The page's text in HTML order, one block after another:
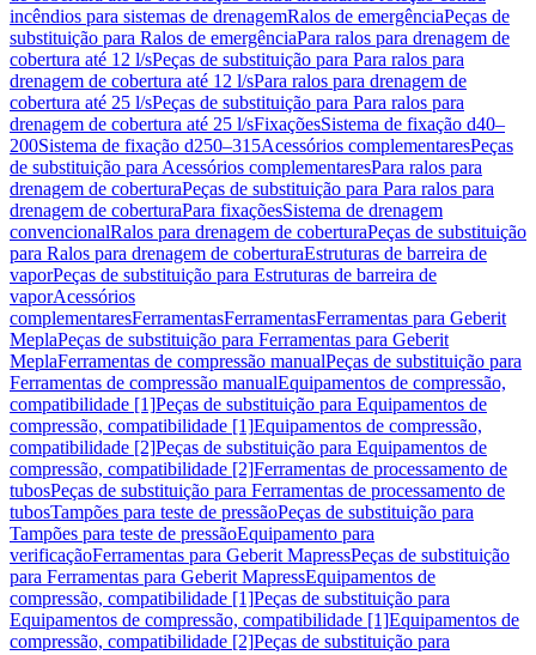
incêndios para sistemas de drenagemRalos de emergênciaPeças de
substituição para Ralos de emergênciaPara ralos para drenagem de
cobertura até 12 l/sPeças de substituição para Para ralos para
drenagem de cobertura até 12 l/sPara ralos para drenagem de
cobertura até 25 l/sPeças de substituição para Para ralos para
drenagem de cobertura até 25 l/sFixaçõesSistema de fixação d40–
200Sistema de fixação d250–315Acessórios complementaresPeças
de substituição para Acessórios complementaresPara ralos para
drenagem de coberturaPeças de substituição para Para ralos para
drenagem de coberturaPara fixaçõesSistema de drenagem
convencionalRalos para drenagem de coberturaPeças de substituição
para Ralos para drenagem de coberturaEstruturas de barreira de
vaporPeças de substituição para Estruturas de barreira de
vaporAcessórios
complementaresFerramentasFerramentasFerramentas para Geberit
MeplaPeças de substituição para Ferramentas para Geberit
MeplaFerramentas de compressão manualPeças de substituição para
Ferramentas de compressão manualEquipamentos de compressão,
compatibilidade [1]Peças de substituição para Equipamentos de
compressão, compatibilidade [1]Equipamentos de compressão,
compatibilidade [2]Peças de substituição para Equipamentos de
compressão, compatibilidade [2]Ferramentas de processamento de
tubosPeças de substituição para Ferramentas de processamento de
tubosTampões para teste de pressãoPeças de substituição para
Tampões para teste de pressãoEquipamento para
verificaçãoFerramentas para Geberit MapressPeças de substituição
para Ferramentas para Geberit MapressEquipamentos de
compressão, compatibilidade [1]Peças de substituição para
Equipamentos de compressão, compatibilidade [1]Equipamentos de
compressão, compatibilidade [2]Peças de substituição para